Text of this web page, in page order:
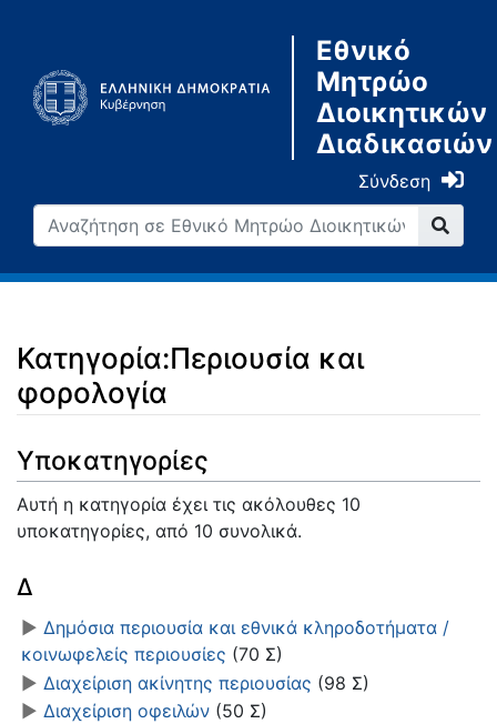
Εθνικό
Μητρώο
Διοικητικών
Διαδικασιών
Σύνδεση
Κατηγορία:Περιουσία και
φορολογία
Μετάβαση σε: πλοήγηση
Υποκατηγορίες
Αυτή η κατηγορία έχει τις ακόλουθες 10
υποκατηγορίες, από 10 συνολικά.
Δ
► Δημόσια περιουσία και εθνικά κληροδοτήματα /
κοινωφελείς περιουσίες (70 Σ)
► Διαχείριση ακίνητης περιουσίας (98 Σ)
► Διαχείριση οφειλών (50 Σ)